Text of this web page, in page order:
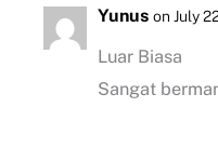
Yunus on July
Luar Biasa
Sangat